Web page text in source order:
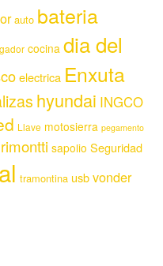
auto bateria
cocina dia del
electrica Enxuta
hyundai INGCO
Llave motosierra pegamento
rimontti sapolio Seguridad
tramontina usbvonder